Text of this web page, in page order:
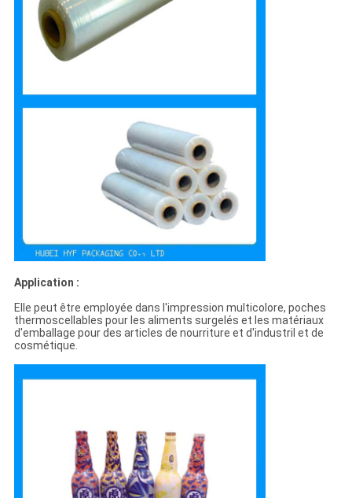
Application :
Elle peut être employée dans l'impression multicolore, poches
thermoscellables pour les aliments surgelés et les matériaux
d'emballage pour des articles de nourriture et d'industril et de
cosmétique.